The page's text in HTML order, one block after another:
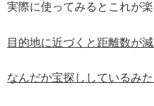
実際に使ってみるとこれが楽
目的地に近づくと距離数が
なんだか宝探ししているみ